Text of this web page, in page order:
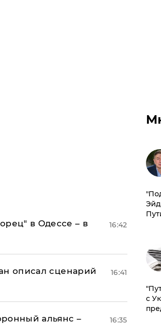
в Одессе – в
16:42
описал сценарий
16:41
альянс –
16:35
с